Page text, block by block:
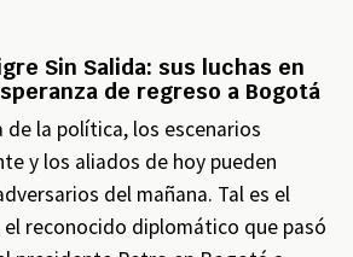
Sin Salida: sus luchas en
de regreso a Bogotá
de la política, los escenarios
y los aliados de hoy pueden
del mañana. Tal es el
reconocido diplomático que pasó